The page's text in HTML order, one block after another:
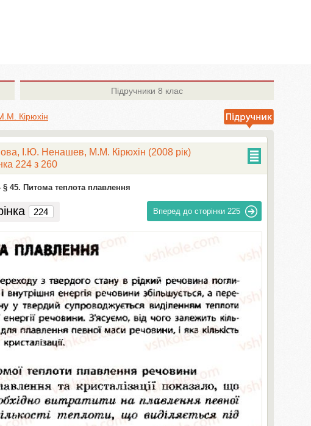
Підручники 8 клас
Кірюхін
І.Ю. Ненашев, М.М. Кірюхін (2008 рік)
224 з 260
§ 45. Питома теплота плавлення
Вперед до сторінки 225